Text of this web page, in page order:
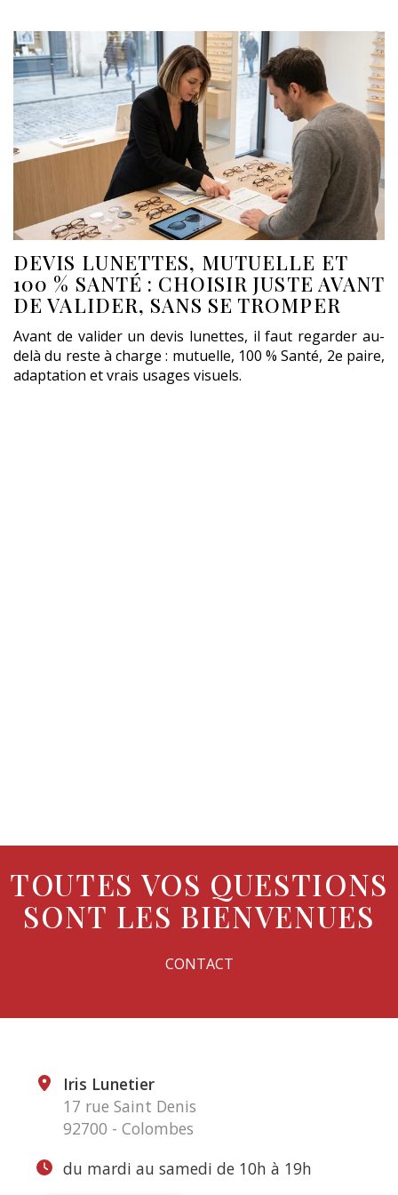
DEVIS LUNETTES, MUTUELLE ET
100 % SANTÉ : CHOISIR JUSTE AVANT
DE VALIDER, SANS SE TROMPER
Avant de valider un devis lunettes, il faut regarder au-
delà du reste à charge : mutuelle, 100 % Santé, 2e paire,
adaptation et vrais usages visuels.
TOUTES VOS QUESTIONS
SONT LES BIENVENUES
CONTACT
Iris Lunetier
17 rue Saint Denis
92700 - Colombes
du mardi au samedi de 10h à 19h